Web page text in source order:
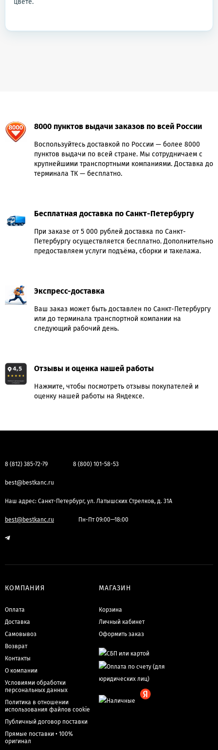
цвете.
8000 пунктов выдачи заказов по всей России
Воспользуйтесь доставкой по России — более 8000
пунктов выдачи по всей стране. Мы сотрудничаем с
крупнейшими транспортными компаниями. Доставка до
терминала ТК — бесплатно.
Бесплатная доставка по Санкт-Петербургу
При заказе от 5 000 рублей доставка по Санкт-
Петербургу осуществляется бесплатно. Дополнительно
предоставляем услуги подъёма, сборки и такелажа.
Экспресс-доставка
Ваш заказ может быть доставлен по Санкт-Петербургу
или до терминала транспортной компании на
следующий рабочий день.
Отзывы и оценка нашей работы
Нажмите, чтобы посмотреть отзывы покупателей и
оценку нашей работы на Яндексе.
8 (812) 385-72-79 8 (800) 101-58-53
best@bestkanc.ru
Наш адрес: Санкт-Петербург, ул. Латышских Стрелков, д. 31А
best@bestkanc.ru Пн-Пт 09:00—18:00
КОМПАНИЯ
Оплата
Доставка
Самовывоз
Возврат
Контакты
О компании
Условиями обработки
персональных данных
Политика в отношении
использования файлов cookie
Публичный договор поставки
Прямые поставки • 100%
оригинал
МАГАЗИН
Корзина
Личный кабинет
Оформить заказ